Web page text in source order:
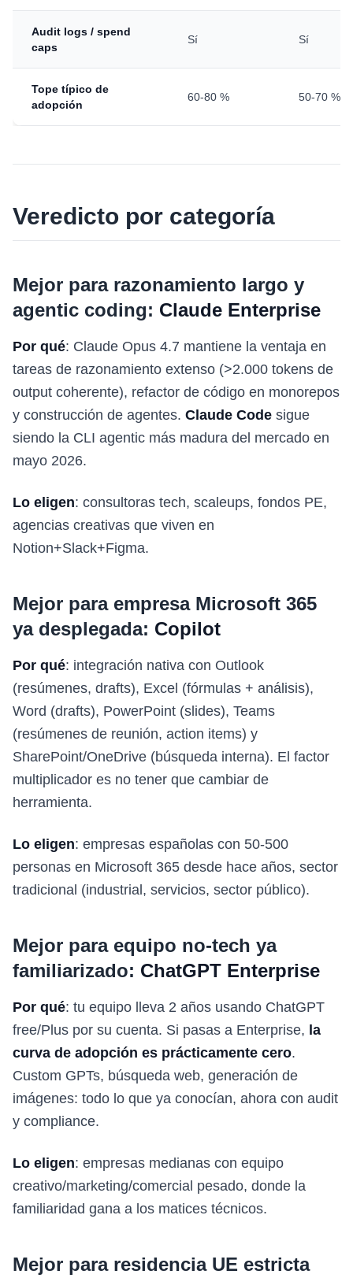
Audit logs / spend
caps
Sí Sí
Tope típico de
adopción
60-80 % 50-70 %
Veredicto por categoría
Mejor para razonamiento largo y
agentic coding: Claude Enterprise
Por qué: Claude Opus 4.7 mantiene la ventaja en
tareas de razonamiento extenso (>2.000 tokens de
output coherente), refactor de código en monorepos
y construcción de agentes. Claude Code sigue
siendo la CLI agentic más madura del mercado en
mayo 2026.
Lo eligen: consultoras tech, scaleups, fondos PE,
agencias creativas que viven en
Notion+Slack+Figma.
Mejor para empresa Microsoft 365
ya desplegada: Copilot
Por qué: integración nativa con Outlook
(resúmenes, drafts), Excel (fórmulas + análisis),
Word (drafts), PowerPoint (slides), Teams
(resúmenes de reunión, action items) y
SharePoint/OneDrive (búsqueda interna). El factor
multiplicador es no tener que cambiar de
herramienta.
Lo eligen: empresas españolas con 50-500
personas en Microsoft 365 desde hace años, sector
tradicional (industrial, servicios, sector público).
Mejor para equipo no-tech ya
familiarizado: ChatGPT Enterprise
Por qué: tu equipo lleva 2 años usando ChatGPT
free/Plus por su cuenta. Si pasas a Enterprise, la
curva de adopción es prácticamente cero.
Custom GPTs, búsqueda web, generación de
imágenes: todo lo que ya conocían, ahora con audit
y compliance.
Lo eligen: empresas medianas con equipo
creativo/marketing/comercial pesado, donde la
familiaridad gana a los matices técnicos.
Mejor para residencia UE estricta